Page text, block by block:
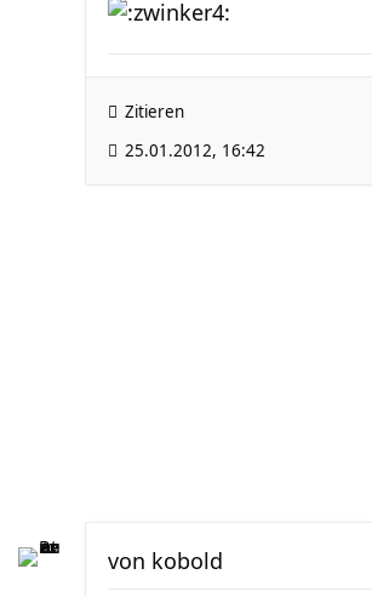
Zitieren
25.01.2012, 16:42
von kobold